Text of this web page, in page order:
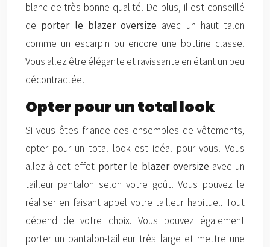
blanc de très bonne qualité. De plus, il est conseillé
de porter le blazer oversize avec un haut talon
comme un escarpin ou encore une bottine classe.
Vous allez être élégante et ravissante en étant un peu
décontractée.
Opter pour un total look
Si vous êtes friande des ensembles de vêtements,
opter pour un total look est idéal pour vous. Vous
allez à cet effet porter le blazer oversize avec un
tailleur pantalon selon votre goût. Vous pouvez le
réaliser en faisant appel votre tailleur habituel. Tout
dépend de votre choix. Vous pouvez également
porter un pantalon-tailleur très large et mettre une